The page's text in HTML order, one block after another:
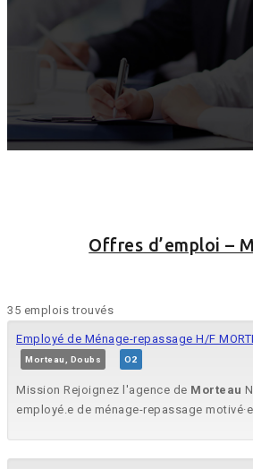
Offres d’emploi –
35 emplois trouvés
Employé de Ménage-repassage H/F
Morteau, Doubs O2
Mission Rejoignez l'agence de Morteau
employé.e de ménage-repassage